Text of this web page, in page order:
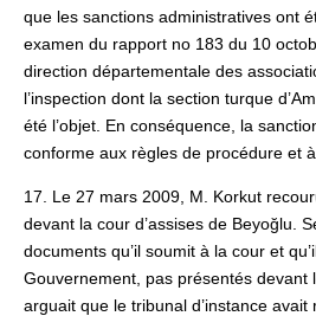
que les sanctions administratives ont
examen du rapport no 183 du 10
direction départementale des
l’inspection dont la section turque
été l’objet. En conséquence, la
conforme aux règles de procédure et
17. Le 27 mars 2009, M. Korkut
devant la cour d’assises de Beyoğlu.
documents qu’il soumit à la cour et
Gouvernement, pas présentés devant
arguait que le tribunal d’instance